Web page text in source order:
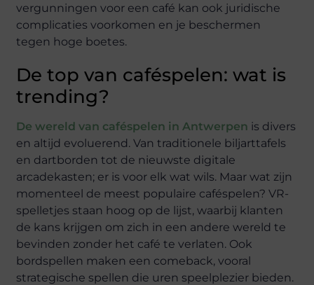
vergunningen voor een café kan ook juridische
complicaties voorkomen en je beschermen
tegen hoge boetes.
De top van caféspelen: wat is
trending?
De wereld van caféspelen in Antwerpen is divers
en altijd evoluerend. Van traditionele biljarttafels
en dartborden tot de nieuwste digitale
arcadekasten; er is voor elk wat wils. Maar wat zijn
momenteel de meest populaire caféspelen? VR-
spelletjes staan hoog op de lijst, waarbij klanten
de kans krijgen om zich in een andere wereld te
bevinden zonder het café te verlaten. Ook
bordspellen maken een comeback, vooral
strategische spellen die uren speelplezier bieden.